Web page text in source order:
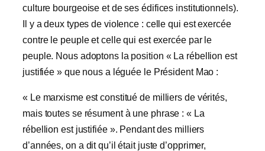
culture bourgeoise et de ses édifices institutionnels).
Il y a deux types de violence : celle qui est exercée
contre le peuple et celle qui est exercée par le
peuple. Nous adoptons la position « La rébellion est
justifiée » que nous a léguée le Président Mao :
« Le marxisme est constitué de milliers de vérités,
mais toutes se résument à une phrase : « La
rébellion est justifiée ». Pendant des milliers
d’années, on a dit qu’il était juste d’opprimer,